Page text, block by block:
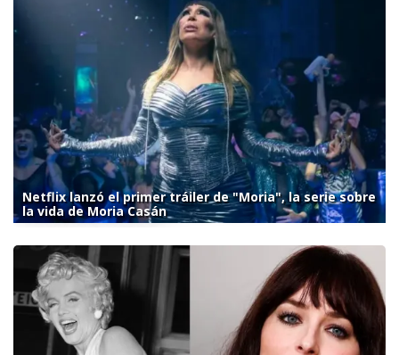
Netflix lanzó el primer tráiler de "Moria", la serie sobre
la vida de Moria Casán